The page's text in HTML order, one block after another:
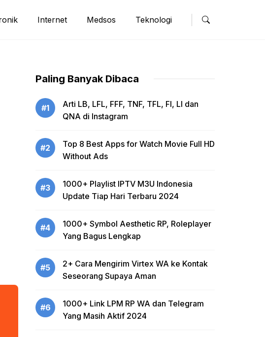
Internet Medsos Teknologi
Paling Banyak Dibaca
#1
Arti LB, LFL, FFF, TNF, TFL, FI, LI dan
QNA di Instagram
#2
Top 8 Best Apps for Watch Movie Full HD
Without Ads
#3
1000+ Playlist IPTV M3U Indonesia
Update Tiap Hari Terbaru 2024
#4
1000+ Symbol Aesthetic RP, Roleplayer
Yang Bagus Lengkap
#5
2+ Cara Mengirim Virtex WA ke Kontak
Seseorang Supaya Aman
#6
1000+ Link LPM RP WA dan Telegram
Yang Masih Aktif 2024